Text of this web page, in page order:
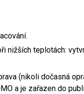
nižších teplotách:
(nikoli dočasná
a je zařazen do